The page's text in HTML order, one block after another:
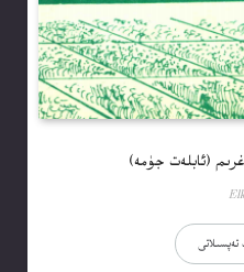
(ئابلەت جۈمە)
تەپسىلاتى